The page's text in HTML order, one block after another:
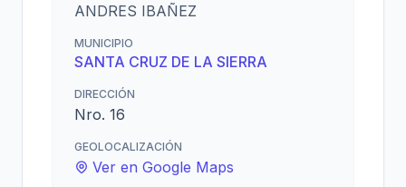
ANDRES IBAÑEZ
MUNICIPIO
SANTA CRUZ DE LA SIERRA
DIRECCIÓN
Nro. 16
GEOLOCALIZACIÓN
Ver en Google Maps